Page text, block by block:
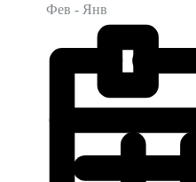
Фев - Янв